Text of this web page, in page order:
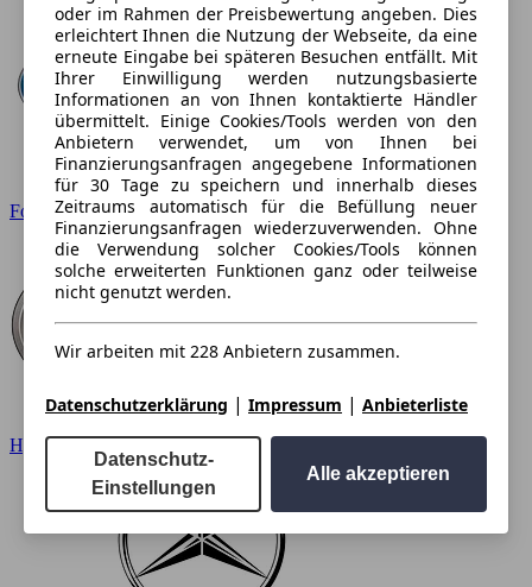
Ford
Hyundai
oder im Rahmen der Preisbewertung angeben. Dies
erleichtert Ihnen die Nutzung der Webseite, da eine
erneute Eingabe bei späteren Besuchen entfällt. Mit
Ihrer Einwilligung werden nutzungsbasierte
Informationen an von Ihnen kontaktierte Händler
übermittelt. Einige Cookies/Tools werden von den
Anbietern verwendet, um von Ihnen bei
Finanzierungsanfragen angegebene Informationen
für 30 Tage zu speichern und innerhalb dieses
Zeitraums automatisch für die Befüllung neuer
Finanzierungsanfragen wiederzuverwenden. Ohne
die Verwendung solcher Cookies/Tools können
solche erweiterten Funktionen ganz oder teilweise
nicht genutzt werden.
Wir arbeiten mit 228 Anbietern zusammen.
Datenschutzerklärung | Impressum | Anbieterliste
Datenschutz-
Einstellungen
Alle akzeptieren